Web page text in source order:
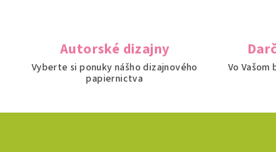
Autorské dizajny
Vyberte si ponuky nášho dizajnového
papiernictva
Vo